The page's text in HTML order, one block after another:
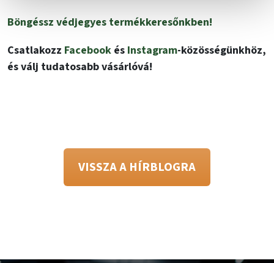
Böngéssz védjegyes termékkeresőnkben!
Csatlakozz Facebook és Instagram-közösségünkhöz,
és válj tudatosabb vásárlóvá!
VISSZA A HÍRBLOGRA